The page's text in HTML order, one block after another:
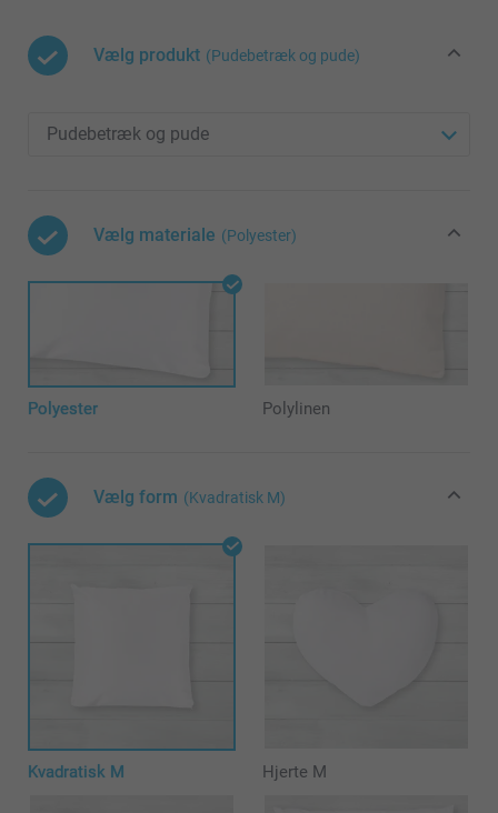
Vælg produkt (Pudebetræk og pude)
Vælg materiale (Polyester)
Polyester Polylinen
Vælg form (Kvadratisk M)
Kvadratisk M Hjerte M